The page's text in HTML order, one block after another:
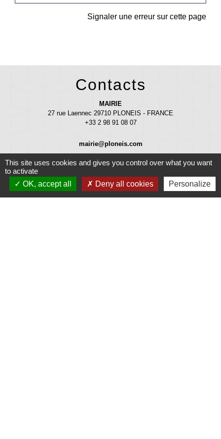
Signaler une erreur sur cette page
Contacts
MAIRIE
27 rue Laennec 29710 PLONEIS - FRANCE
+33 2 98 91 08 07
mairie@ploneis.com
Horaires d'ouverture au public : du lundi au vendredi de 9 h à 12 h et de
13 h 30 à 17 h - le mardi et le samedi de 9 h à 12 h
This site uses cookies and gives you control over what you want
to activate
OK, accept all
Deny all cookies Personalize